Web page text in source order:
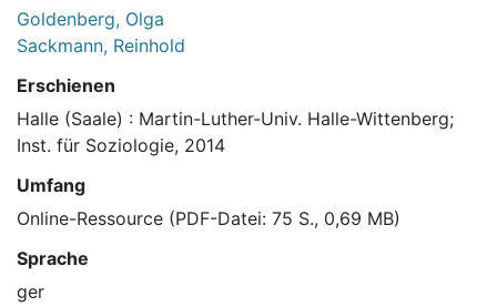
Goldenberg, Olga
Sackmann, Reinhold
Erschienen
Halle (Saale) : Martin-Luther-Univ. Halle-Wittenberg;
Inst. für Soziologie, 2014
Umfang
Online-Ressource (PDF-Datei: 75 S., 0,69 MB)
Sprache
ger